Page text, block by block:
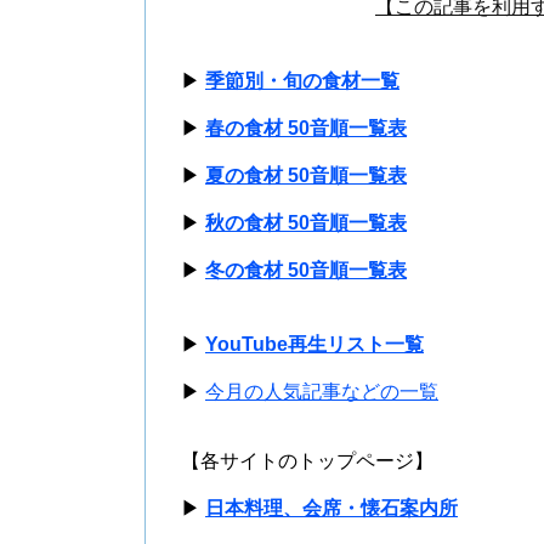
【この記事を利用
▶ 季節別・旬の食材一覧
▶ 春の食材 50音順一覧表
▶ 夏の食材 50音順一覧表
▶ 秋の食材 50音順一覧表
▶ 冬の食材 50音順一覧表
▶ YouTube再生リスト一覧
▶ 今月の人気記事などの一覧
【各サイトのトップページ】
▶ 日本料理、会席・懐石案内所